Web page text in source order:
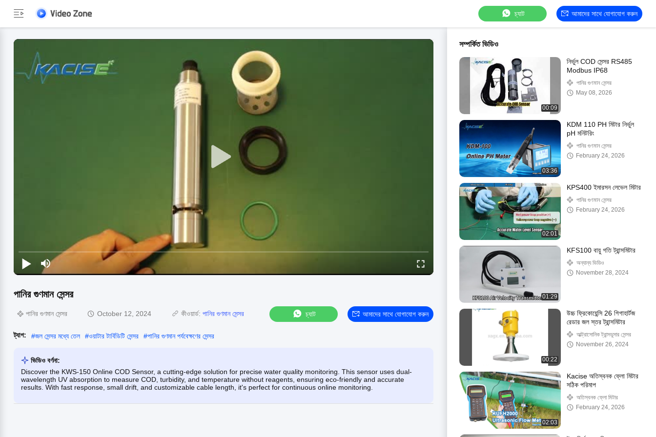
চ্যাট আমাদের সাথে যোগাযোগ করুন
পানির গুণমান সেন্সর
পানির গুণমান সেন্সর October 12, 2024 কীওয়ার্ড: পানির গুণমান সেন্সর চ্যাট আমাদের সাথে যোগাযোগ করুন
ট্যাগ: #জল সেন্সর মধ্যে তেল #ওয়াটার টার্বিডিটি সেন্সর #পানির গুণমান পর্যবেক্ষণের সেন্সর
ভিডিও বর্ণনা:
Discover the KWS-150 Online COD Sensor, a cutting-edge solution for precise water quality monitoring. This sensor uses dual-
wavelength UV absorption to measure COD, turbidity, and temperature without reagents, ensuring eco-friendly and accurate
results. With fast response, small drift, and customizable cable length, it's perfect for continuous online monitoring.
সম্পর্কিত ভিডিও
00:09
নির্ভুল COD সেন্সর RS485
Modbus IP68
পানির গুণমান সেন্সর
May 08, 2026
03:36
KDM 110 PH মিটার নির্ভুল
pH মনিটরিং
পানির গুণমান সেন্সর
February 24, 2026
02:01
KPS400 ইমারসন লেভেল মিটার
পানির গুণমান সেন্সর
February 24, 2026
01:29
KFS100 বায়ু গতি ট্রান্সমিটার
অন্যান্য ভিডিও
November 28, 2024
00:22
উচ্চ ফ্রিকোয়েন্সি 26 গিগাহার্টজ
রেডার জল স্তর ট্রান্সমিটার
আল্ট্রাসোনিক ট্রান্সডুসার সেন্সর
November 26, 2024
02:03
Kacise অতিস্বনক ফ্লো মিটার
সঠিক পরিমাপ
অতিস্বনক ফ্লো মিটার
February 24, 2026